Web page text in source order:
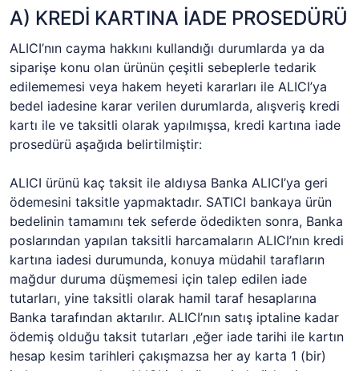
A) KREDİ KARTINA İADE PROSEDÜRÜ
ALICI’nın cayma hakkını kullandığı durumlarda ya da
siparişe konu olan ürünün çeşitli sebeplerle tedarik
edilememesi veya hakem heyeti kararları ile ALICI’ya
bedel iadesine karar verilen durumlarda, alışveriş kredi
kartı ile ve taksitli olarak yapılmışsa, kredi kartına iade
prosedürü aşağıda belirtilmiştir:
ALICI ürünü kaç taksit ile aldıysa Banka ALICI’ya geri
ödemesini taksitle yapmaktadır. SATICI bankaya ürün
bedelinin tamamını tek seferde ödedikten sonra, Banka
poslarından yapılan taksitli harcamaların ALICI’nın kredi
kartına iadesi durumunda, konuya müdahil tarafların
mağdur duruma düşmemesi için talep edilen iade
tutarları, yine taksitli olarak hamil taraf hesaplarına
Banka tarafından aktarılır. ALICI’nın satış iptaline kadar
ödemiş olduğu taksit tutarları ,eğer iade tarihi ile kartın
hesap kesim tarihleri çakışmazsa her ay karta 1 (bir)